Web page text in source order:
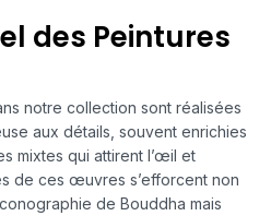
des Peintures
notre collection sont réalisées
aux détails, souvent enrichies
mixtes qui attirent l’œil et
de ces œuvres s’efforcent non
de Bouddha mais